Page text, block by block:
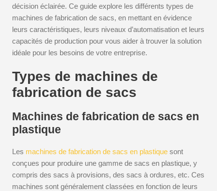
décision éclairée. Ce guide explore les différents types de
machines de fabrication de sacs, en mettant en évidence
leurs caractéristiques, leurs niveaux d’automatisation et leurs
capacités de production pour vous aider à trouver la solution
idéale pour les besoins de votre entreprise.
Types de machines de
fabrication de sacs
Machines de fabrication de sacs en
plastique
Les machines de fabrication de sacs en plastique sont
conçues pour produire une gamme de sacs en plastique, y
compris des sacs à provisions, des sacs à ordures, etc. Ces
machines sont généralement classées en fonction de leurs